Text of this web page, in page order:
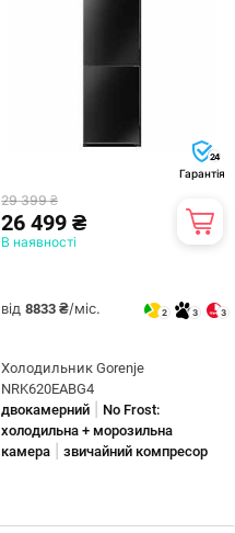
24
Гарантія
29 399 ₴
26 499 ₴
В наявності
від 8833 ₴/міс. 2 3 3
Холодильник Gorenje
NRK620EABG4
двокамерний
No Frost:
холодильна + морозильна
камера
звичайний компресор